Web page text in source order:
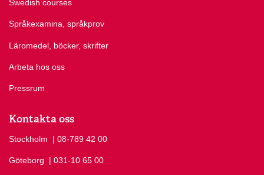
Swedish courses
Språkexamina, språkprov
Läromedel, böcker, skrifter
Arbeta hos oss
Pressrum
Kontakta oss
Stockholm Ring Stockholm på
| 08-789 42 00
Göteborg Ring Göteborg på
| 031-10 65 00